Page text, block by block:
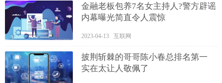
金融老板包养7名女主持人?警方辟谣
内幕曝光简直令人震惊
2023-04-13 互联网
披荆斩棘的哥哥陈小春总排名第一
实在太让人敬佩了